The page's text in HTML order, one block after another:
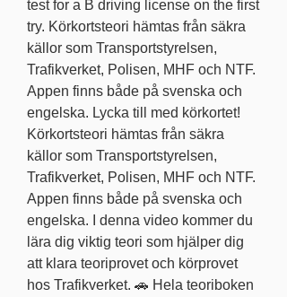
test for a B driving license on the first
try. Körkortsteori hämtas från säkra
källor som Transportstyrelsen,
Trafikverket, Polisen, MHF och NTF.
Appen finns både på svenska och
engelska. Lycka till med körkortet!
Körkortsteori hämtas från säkra
källor som Transportstyrelsen,
Trafikverket, Polisen, MHF och NTF.
Appen finns både på svenska och
engelska. I denna video kommer du
lära dig viktig teori som hjälper dig
att klara teoriprovet och körprovet
hos Trafikverket. 🚗 Hela teoriboken